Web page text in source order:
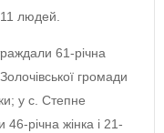
людей.
61-річна
громади
у с. Степне
46-річна жінка і 21-